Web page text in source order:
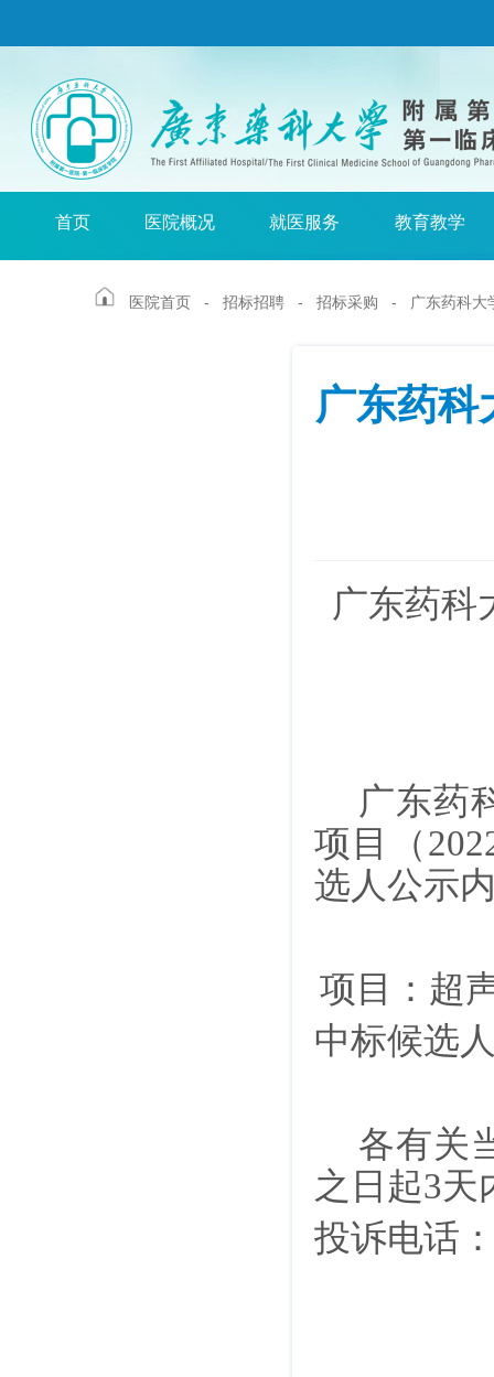
首页 医院概况 就医服务 教育教学
医院首页 - 招标招聘 - 招标采购 - 广东药科大
广东药科
广东药科
广东药
项目（
选人公示
项目：超
中标候选
各有关
之日起3天
投诉电话